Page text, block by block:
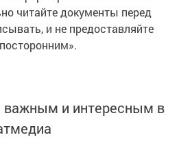
читайте документы перед
и не предоставляйте
и интересным в